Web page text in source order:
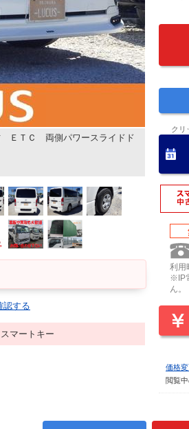
ＥＴＣ 両側パワースライドド
認する
マートキー
クリ
利用
※IP
ん。
価格
閲覧